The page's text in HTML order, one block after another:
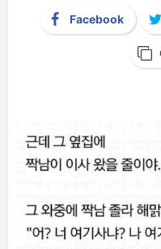
Facebook